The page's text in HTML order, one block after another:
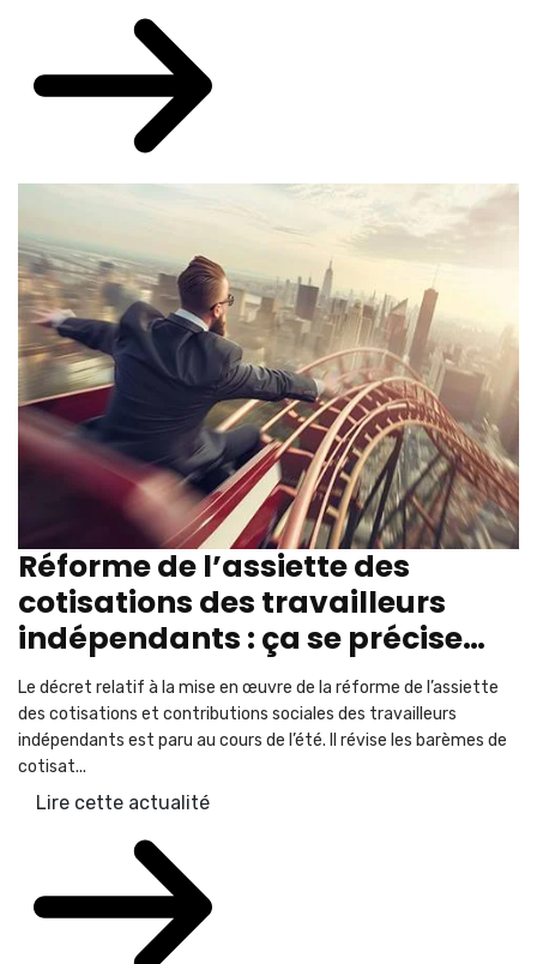
Réforme de l’assiette des
cotisations des travailleurs
indépendants : ça se précise…
Le décret relatif à la mise en œuvre de la réforme de l’assiette
des cotisations et contributions sociales des travailleurs
indépendants est paru au cours de l’été. Il révise les barèmes de
cotisat...
Lire cette actualité